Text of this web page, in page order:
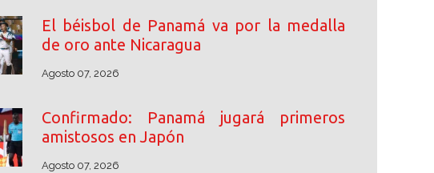
El béisbol de Panamá va por la medalla
de oro ante Nicaragua
Agosto 07, 2026
Confirmado: Panamá jugará primeros
amistosos en Japón
Agosto 07, 2026